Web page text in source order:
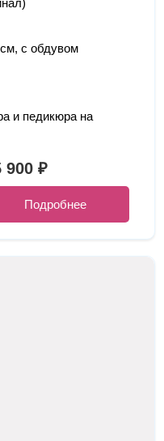
с обдувом
и педикюра на
900 ₽
Подробнее